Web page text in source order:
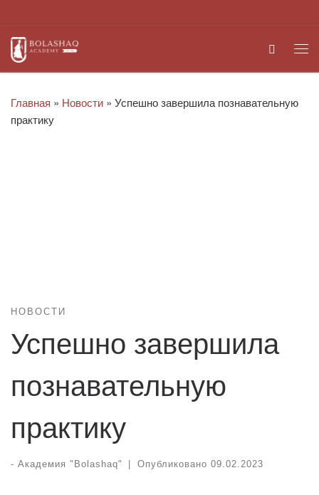
Search
Главная » Новости » Успешно завершила познавательную
практику
НОВОСТИ
Успешно завершила
познавательную
практику
- Академия "Bolashaq" | Опубликовано 09.02.2023